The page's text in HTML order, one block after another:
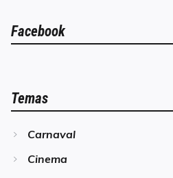
Facebook
Temas
Carnaval
Cinema